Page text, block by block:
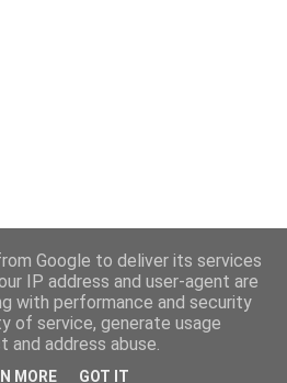
Google to deliver its services
IP address and user-agent are
with performance and security
of service, generate usage
address abuse.
MORE GOT IT